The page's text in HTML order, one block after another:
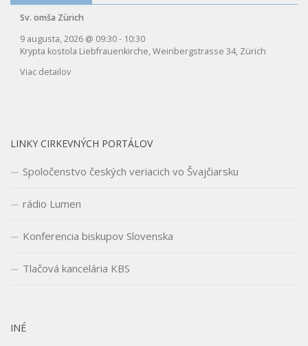
Sv. omša Zürich
9 augusta, 2026 @ 09:30- 10:30
Krypta kostola Liebfrauenkirche, Weinbergstrasse 34, Zürich
Viac detailov
LINKY CIRKEVNÝCH PORTÁLOV
Spoločenstvo českých veriacich vo Švajčiarsku
rádio Lumen
Konferencia biskupov Slovenska
Tlačová kancelária KBS
INÉ